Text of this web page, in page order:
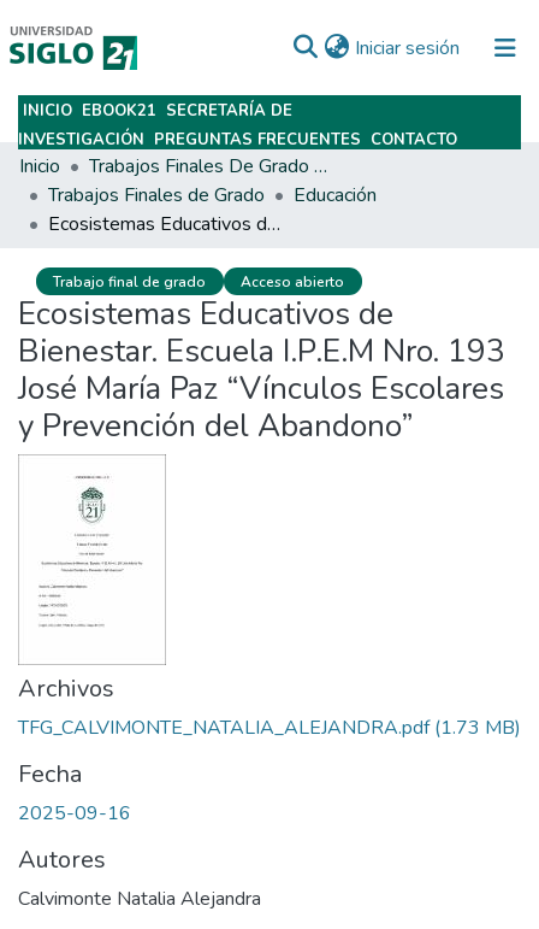
Iniciar sesión (current)
Subir
INICIO EBOOK21 SECRETARÍA DE
INVESTIGACIÓN PREGUNTAS FRECUENTES CONTACTO
Inicio
Trabajos Finales De Grado Y Posgrado
Trabajos Finales de Grado
Educación
Ecosistemas Educativos de Bienestar. Escuela I.P.E.M Nro. 193 José María Paz “Vínculos Escolares y Prevención del Abandono”
Trabajo final de grado Acceso abierto
Ecosistemas Educativos de
Bienestar. Escuela I.P.E.M Nro. 193
José María Paz “Vínculos Escolares
y Prevención del Abandono”
Archivos
TFG_CALVIMONTE_NATALIA_ALEJANDRA.pdf(1.73 MB)
Fecha
2025-09-16
Autores
Calvimonte Natalia Alejandra